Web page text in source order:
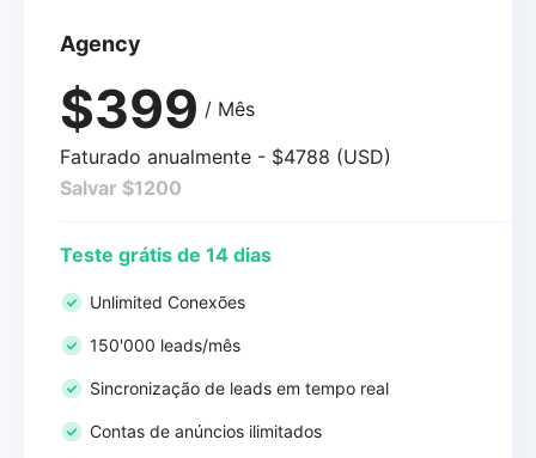
Agency
$399 / Mês
Faturado anualmente - $4788 (USD)
Salvar $1200
Teste grátis de 14 dias
Unlimited Conexões
150'000 leads/mês
Sincronização de leads em tempo real
Contas de anúncios ilimitados